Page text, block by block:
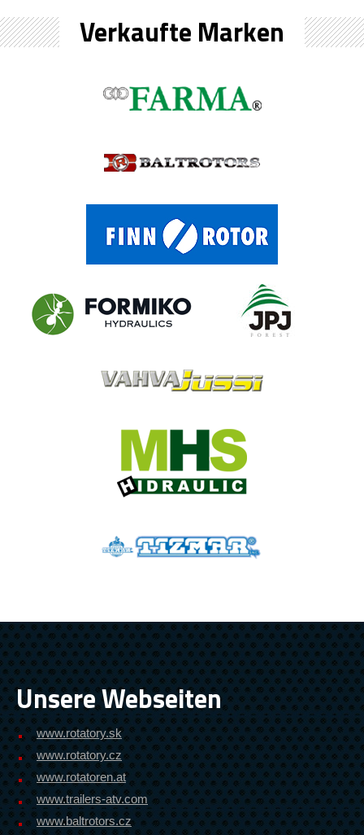
Verkaufte Marken
Unsere Webseiten
www.rotatory.sk
www.rotatory.cz
www.rotatoren.at
www.trailers-atv.com
www.baltrotors.cz